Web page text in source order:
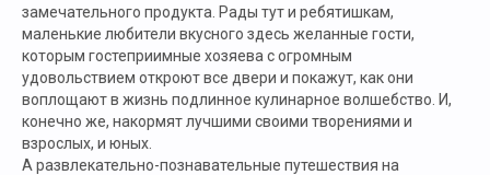
замечательного продукта. Рады тут и ребятишкам,
маленькие любители вкусного здесь желанные гости,
которым гостеприимные хозяева с огромным
удовольствием откроют все двери и покажут, как они
воплощают в жизнь подлинное кулинарное волшебство. И,
конечно же, накормят лучшими своими творениями и
взрослых, и юных.
А развлекательно-познавательные путешествия на